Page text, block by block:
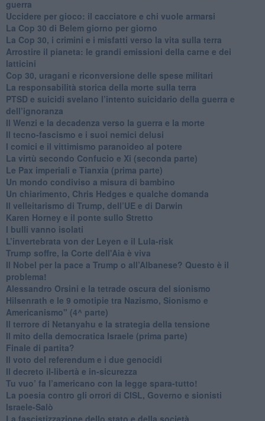
guerra
​Uccidere per gioco: il cacciatore e chi vuole armarsi
​La Cop 30 di Belem giorno per giorno
La Cop 30, i crimini e i misfatti verso la vita sulla terra
Arrostire il pianeta: le grandi emissioni della carne e dei
latticini
​Cop 30, uragani e riconversione delle spese militari
La responsabilità storica della morte sulla terra
PTSD e suicidi svelano l’intento suicidario della guerra e
dell’ignoranza
Il Wenzi e la decadenza verso la guerra e la morte
​Il tecno-fascismo e i suoi nemici delusi
​I comici e il vittimismo paranoideo al potere
​La virtù secondo Confucio e Xi (seconda parte)
Le Pax imperiali e Tianxia (prima parte)
Un mondo condiviso a misura di bambino
​Un chiarimento, Chris Hedges e qualche domanda
Il velleitarismo di Trump, dell’UE e di Darwin
​Karen Horney e il ponte sullo Stretto
​I bulli vanno isolati
L’invertebrata von der Leyen e il Lula-risk
Trump soffre, la Corte dell'Aia è viva
​Il Nobel per la pace a Trump o all’Albanese? Questo è il
problema!
​Alessandro Orsini e la tetrade oscura del sionismo
​Hilsenrath e le 9 omotipie tra Nazismo, Sionismo e
Americanismo" (4^ parte)
​Il terrore di Netanyahu e la strategia della tensione
Il mito della democratica Israele (prima parte)
​Finale di partita?
​Il voto del referendum e i due genocidi
Il decreto il-libertà e in-sicurezza
Tu vuo’ fa l’americano con la legge spara-tutto!
La poesia contro gli orrori di CISL, Governo e sionisti
Israele-Salò
​La fascistizzazione dello stato e della società